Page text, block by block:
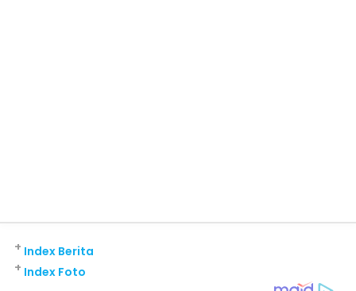
Index Berita
+
Index Foto
+